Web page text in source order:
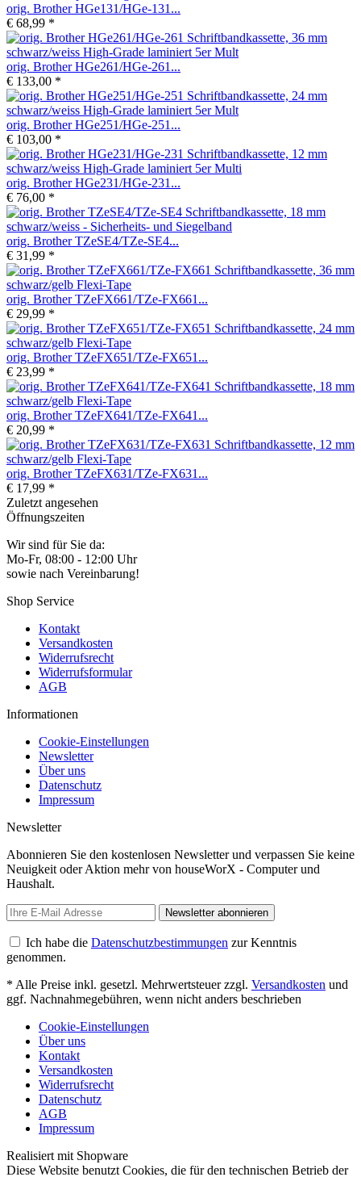
orig. Brother HGe131/HGe-131...
€ 68,99 *
orig. Brother HGe261/HGe-261...
€ 133,00 *
orig. Brother HGe251/HGe-251...
€ 103,00 *
orig. Brother HGe231/HGe-231...
€ 76,00 *
orig. Brother TZeSE4/TZe-SE4...
€ 31,99 *
orig. Brother TZeFX661/TZe-FX661...
€ 29,99 *
orig. Brother TZeFX651/TZe-FX651...
€ 23,99 *
orig. Brother TZeFX641/TZe-FX641...
€ 20,99 *
orig. Brother TZeFX631/TZe-FX631...
€ 17,99 *
Zuletzt angesehen
Öffnungszeiten
Wir sind für Sie da:
Mo-Fr, 08:00 - 12:00 Uhr
sowie nach Vereinbarung!
Shop Service
Kontakt
Versandkosten
Widerrufsrecht
Widerrufsformular
AGB
Informationen
Cookie-Einstellungen
Newsletter
Über uns
Datenschutz
Impressum
Newsletter
Abonnieren Sie den kostenlosen Newsletter und verpassen Sie keine
Neuigkeit oder Aktion mehr von houseWorX - Computer und
Haushalt.
Newsletter abonnieren
Ich habe die Datenschutzbestimmungen zur Kenntnis
genommen.
* Alle Preise inkl. gesetzl. Mehrwertsteuer zzgl. Versandkosten und
ggf. Nachnahmegebühren, wenn nicht anders beschrieben
Cookie-Einstellungen
Über uns
Kontakt
Versandkosten
Widerrufsrecht
Datenschutz
AGB
Impressum
Realisiert mit Shopware
Diese Website benutzt Cookies, die für den technischen Betrieb der